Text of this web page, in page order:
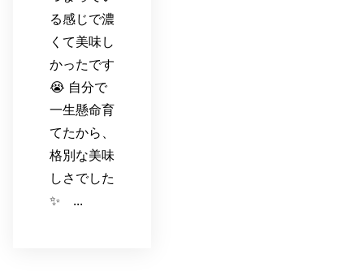
る感じで濃
くて美味し
かったです
😭 自分で
一生懸命育
てたから、
格別な美味
しさでした
✨ ...